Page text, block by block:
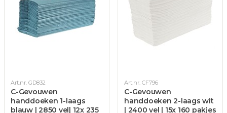
Art.nr. GD832
C-Gevouwen
handdoeken 1-laags
blauw | 2850 vel| 12x 235
Art.nr. CF796
C-Gevouwen
handdoeken 2-laags wit
| 2400 vel | 15x 160 pakjes